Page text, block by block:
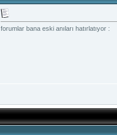
forumlar bana eski anıları hatırlatıyor :